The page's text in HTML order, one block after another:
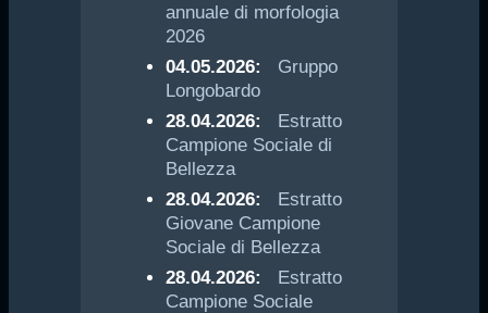
annuale di morfologia
2026
04.05.2026:
Gruppo
Longobardo
28.04.2026:
Estratto
Campione Sociale di
Bellezza
28.04.2026:
Estratto
Giovane Campione
Sociale di Bellezza
28.04.2026:
Estratto
Campione Sociale